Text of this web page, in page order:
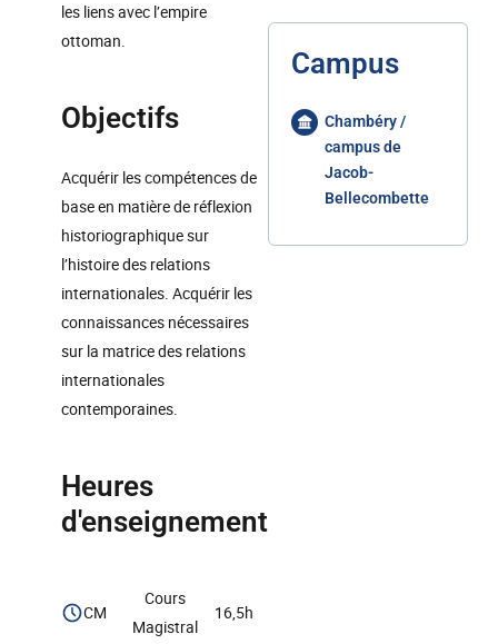
les liens avec l’empire
ottoman.
Objectifs
Acquérir les compétences de
base en matière de réflexion
historiographique sur
l’histoire des relations
internationales. Acquérir les
connaissances nécessaires
sur la matrice des relations
internationales
contemporaines.
Heures
d'enseignement
CM
Cours
Magistral
16,5h
Campus
Chambéry /
campus de
Jacob-
Bellecombette